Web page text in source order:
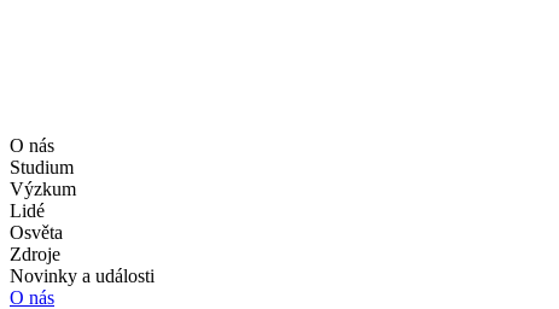
O nás
Studium
Výzkum
Lidé
Osvěta
Zdroje
Novinky a události
O nás